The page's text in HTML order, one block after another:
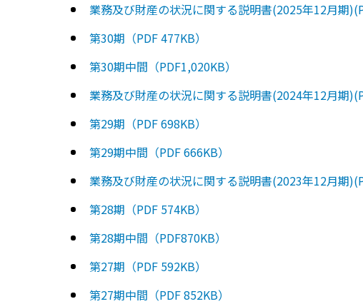
業務及び財産の状況に関する説明書(2025年12月期
第30期（PDF 477KB）
第30期中間（PDF1,020KB）
業務及び財産の状況に関する説明書(2024年12月期
第29期（PDF 698KB）
第29期中間（PDF 666KB）
業務及び財産の状況に関する説明書(2023年12月期
第28期（PDF 574KB）
第28期中間（PDF870KB）
第27期（PDF 592KB）
第27期中間（PDF 852KB）